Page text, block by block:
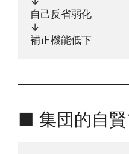
自己反省弱化
↓
補正機能低下
■ 集団的自